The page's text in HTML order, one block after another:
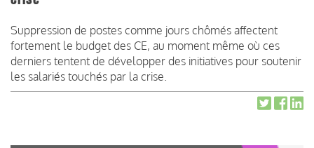
Suppression de postes comme jours chômés affectent
fortement le budget des CE, au moment même où ces
derniers tentent de développer des initiatives pour soutenir
les salariés touchés par la crise.